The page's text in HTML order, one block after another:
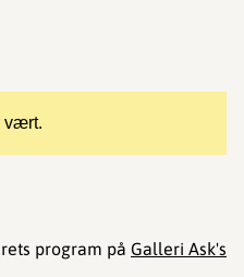
vært.
program på Galleri Ask's